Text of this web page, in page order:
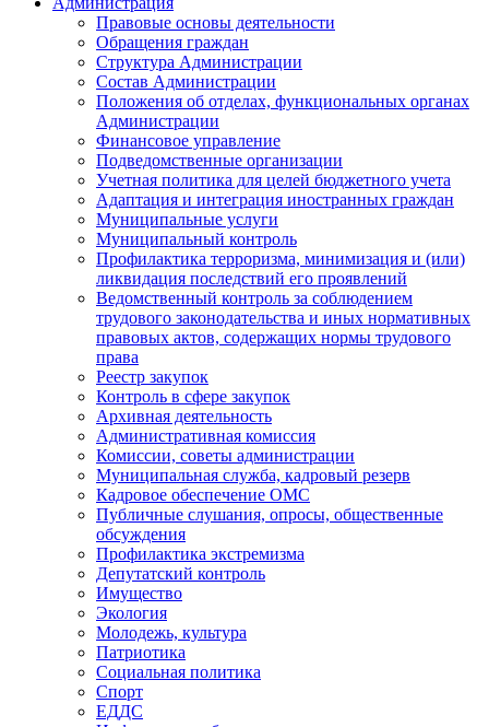
Правовые основы деятельности
Обращения граждан
Структура Администрации
Состав Администрации
Положения об отделах, функциональных органах
Администрации
Финансовое управление
Подведомственные организации
Учетная политика для целей бюджетного учета
Адаптация и интеграция иностранных граждан
Муниципальные услуги
Муниципальный контроль
Профилактика терроризма, минимизация и (или)
ликвидация последствий его проявлений
Ведомственный контроль за соблюдением
трудового законодательства и иных нормативных
правовых актов, содержащих нормы трудового
права
Реестр закупок
Контроль в сфере закупок
Архивная деятельность
Административная комиссия
Комиссии, советы администрации
Муниципальная служба, кадровый резерв
Кадровое обеспечение ОМС
Публичные слушания, опросы, общественные
обсуждения
Профилактика экстремизма
Депутатский контроль
Имущество
Экология
Молодежь, культура
Патриотика
Социальная политика
Спорт
ЕДДС